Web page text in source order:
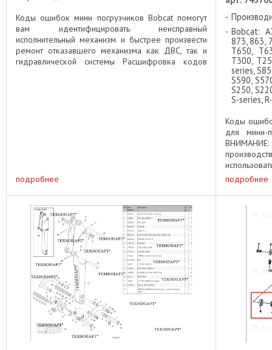
Коды ошибок мини погрузчиков Bobcat помогут
вам идентифицировать неисправный
исполнительный механизм и быстрее произвести
ремонт отказавшего механизма как ДВС, так и
гидравлической системы Расшифровка кодов
подробнее
Bobcat:
873, 863,
T650,
T300,
series,
S590,
S250,
S-series,
Коды
для мини-
7437608
элементы ...
подробнее